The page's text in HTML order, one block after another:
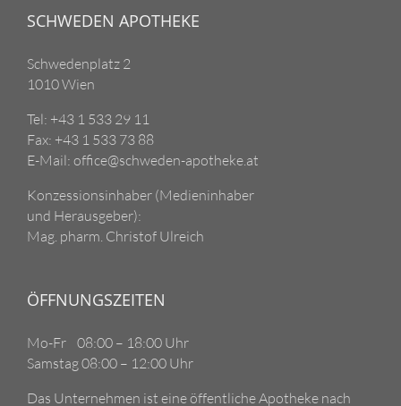
SCHWEDEN APOTHEKE
Schwedenplatz 2
1010 Wien
Tel: +43 1 533 29 11
Fax: +43 1 533 73 88
E-Mail: office@schweden-apotheke.at
Konzessionsinhaber (Medieninhaber
und Herausgeber):
Mag. pharm. Christof Ulreich
ÖFFNUNGSZEITEN
Mo-Fr 08:00 – 18:00 Uhr
Samstag 08:00 – 12:00 Uhr
Das Unternehmen ist eine öffentliche Apotheke nach